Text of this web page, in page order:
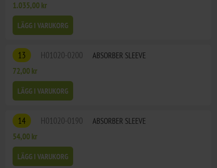
1.035,00 kr
LÄGG I VARUKORG
13 H01020-0200
ABSORBER SLEEVE
72,00 kr
LÄGG I VARUKORG
14 H01020-0190
ABSORBER SLEEVE
54,00 kr
LÄGG I VARUKORG